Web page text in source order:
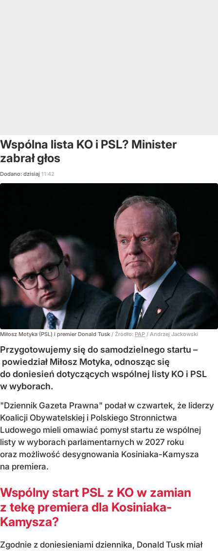
Wspólna lista KO i PSL? Minister
zabrał głos
Dodano: dzisiaj 11:42
Miłosz Motyka (PSL) i premier Donald Tusk / Źródło: PAP / Andrzej Jackowski
Przygotowujemy się do samodzielnego startu –
powiedział Miłosz Motyka, odnosząc się
do doniesień dotyczących wspólnej listy KO i PSL
w wyborach.
"Dziennik Gazeta Prawna" podał w czwartek, że liderzy
Koalicji Obywatelskiej i Polskiego Stronnictwa
Ludowego mieli omawiać pomysł startu ze wspólnej
listy w wyborach parlamentarnych w 2027 roku
oraz możliwość desygnowania Kosiniaka-Kamysza
na premiera.
Wspólny start PSL z KO w zamian
z tekę premiera dla Kosiniaka-
Kamysza?
Zgodnie z doniesieniami dziennika, Donald Tusk miał